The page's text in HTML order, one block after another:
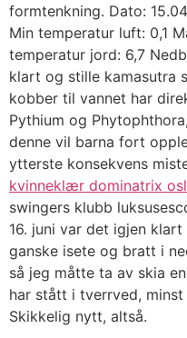
formtenkning. Dato:
Min temperatur luft: 0,1
temperatur jord: 6,7
klart og stille kamasutra
kobber til vannet har
Pythium og
denne vil barna fort
ytterste konsekvens
kvinneklær dominatrix
swingers klubb
16. juni var det igjen
ganske isete og bratt i
så jeg måtte ta av skia
har stått i tverrved,
Skikkelig nytt, altså.